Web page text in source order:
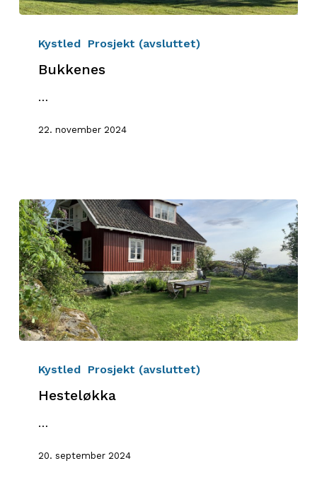
Kystled Prosjekt (avsluttet)
Bukkenes
…
22. november 2024
Kystled Prosjekt (avsluttet)
Hesteløkka
…
20. september 2024